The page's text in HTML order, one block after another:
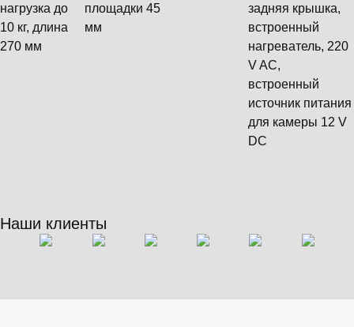
нагрузка до
10 кг, длина
270 мм
площадки 45
мм
задняя крышка,
встроенный
нагреватель, 220
V AC,
встроенный
источник питания
для камеры 12 V
DC
Наши клиенты